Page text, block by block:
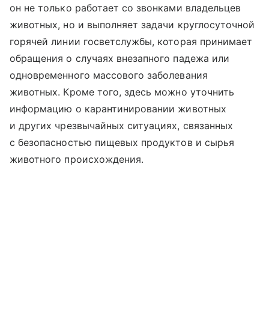
он не только работает со звонками владельцев
животных, но и выполняет задачи круглосуточной
горячей линии госветслужбы, которая принимает
обращения о случаях внезапного падежа или
одновременного массового заболевания
животных. Кроме того, здесь можно уточнить
информацию о карантинировании животных
и других чрезвычайных ситуациях, связанных
с безопасностью пищевых продуктов и сырья
животного происхождения.